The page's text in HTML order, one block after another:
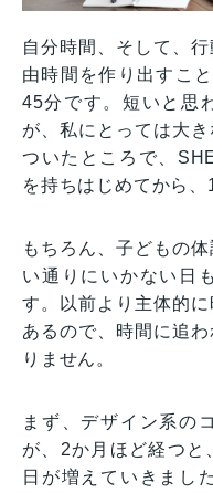
自分時間、そして、
由時間を作り出すこ
45分です。短いと思
が、私にとっては大
ついたところで、
を持ちはじめてから、
もちろん、子どもの
い通りにいかない日
す。以前より主体的
あるので、時間に追
りません。
まず、デザイン系の
が、2か月ほど経つと
日が増えていきまし